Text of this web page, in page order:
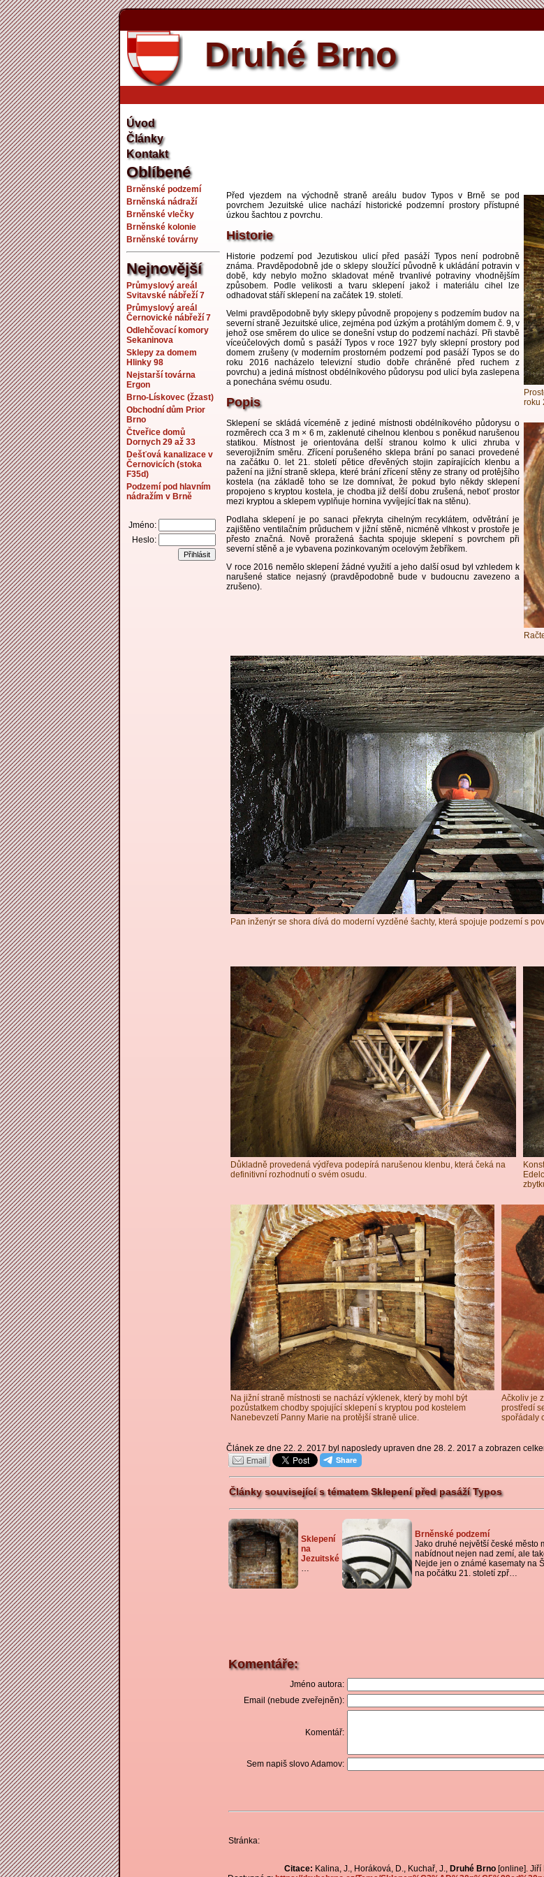
Druhé Brno
Úvod
Články
Kontakt
Oblíbené
Brněnské podzemí
Brněnská nádraží
Brněnské vlečky
Brněnské kolonie
Brněnské továrny
Nejnovější
Průmyslový areál
Svitavské nábřeží 7
Průmyslový areál
Černovické nábřeží 7
Odlehčovací komory
Sekaninova
Sklepy za domem
Hlinky 98
Nejstarší továrna
Ergon
Brno-Lískovec (žzast)
Obchodní dům Prior
Brno
Čtveřice domů
Dornych 29 až 33
Dešťová kanalizace v
Černovicích (stoka
F35d)
Podzemí pod hlavním
nádražím v Brně
Jméno:
Heslo:
roku
Před vjezdem na východně straně areálu budov Typos v Brně se pod
povrchem Jezuitské ulice nachází historické podzemní prostory přístupné
úzkou šachtou z povrchu.
Historie
Historie podzemí pod Jezutiskou ulicí před pasáží Typos není podrobně
známa. Pravděpodobně jde o sklepy sloužící původně k ukládání potravin v
době, kdy nebylo možno skladovat méně trvanlivé potraviny vhodnějším
způsobem. Podle velikosti a tvaru sklepení jakož i materiálu cihel lze
odhadovat stáří sklepení na začátek 19. století.
Velmi pravděpodobně byly sklepy původně propojeny s podzemím budov na
severní straně Jezuitské ulice, zejména pod úzkým a protáhlým domem č. 9, v
jehož ose směrem do ulice se donešní vstup do podzemí nachází. Při stavbě
víceúčelových domů s pasáží Typos v roce 1927 byly sklepní prostory pod
domem zrušeny (v moderním prostorném podzemí pod pasáží Typos se do
roku 2016 nacházelo televizní studio dobře chráněné před ruchem z
povrchu) a jediná místnost obdélníkového půdorysu pod ulicí byla zaslepena
a ponechána svému osudu.
Popis
Sklepení se skládá víceméně z jediné místnosti obdélníkového půdorysu o
rozměrech cca 3 m × 6 m, zaklenuté cihelnou klenbou s poněkud narušenou
statikou. Místnost je orientována delší stranou kolmo k ulici zhruba v
severojižním směru. Zřícení porušeného sklepa brání po sanaci provedené
na začátku 0. let 21. století pětice dřevěných stojin zapírajících klenbu a
pažení na jižní straně sklepa, které brání zřícení stěny ze strany od protějšího
kostela (na základě toho se lze domnívat, že pokud bylo někdy sklepení
propojeno s kryptou kostela, je chodba již delší dobu zrušená, neboť prostor
mezi kryptou a sklepem vyplňuje hornina vyvíjející tlak na stěnu).
Podlaha sklepení je po sanaci překryta cihelným recyklátem, odvětrání je
zajištěno ventilačním průduchem v jižní stěně, nicméně vlhkost v prostoře je
přesto značná. Nově proražená šachta spojuje sklepení s povrchem při
severní stěně a je vybavena pozinkovaným ocelovým žebříkem.
V roce 2016 nemělo sklepení žádné využití a jeho další osud byl vzhledem k
narušené statice nejasný (pravděpodobně bude v budoucnu zavezeno a
zrušeno).
Pan inženýr se shora dívá do moderní vyzděné šachty, která spojuje podzemí s
Důkladně provedená výdřeva podepírá narušenou klenbu, která čeká na
definitivní rozhodnutí o svém osudu.
Na jižní straně místnosti se nachází výklenek, který by mohl být
pozůstatkem chodby spojující sklepení s kryptou pod kostelem
Nanebevzetí Panny Marie na protější straně ulice.
Ačkoliv je
prostředí
spořádaly
Článek ze dne 22. 2. 2017 byl naposledy upraven dne 28. 2. 2017 a zobrazen
Články související s tématem Sklepení před pasáží Typos
Sklepení
na
Jezuitské
…
Brněnské podzemí
Jako druhé největší české město
nabídnout nejen nad zemí, ale
Nejde jen o známé kasematy na
na počátku 21. století zpř…
Komentáře:
Jméno autora:
Email (nebude zveřejněn):
Komentář:
Sem napiš slovo Adamov:
Stránka:
Citace: Kalina, J., Horáková, D., Kuchař, J., Druhé Brno[online]. Jiří